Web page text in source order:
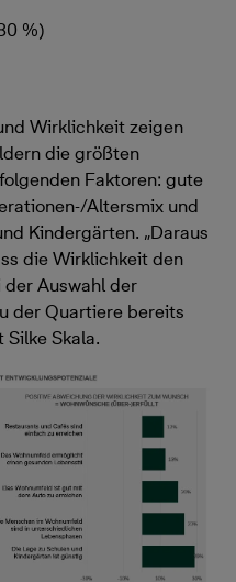
%)
Wirklichkeit zeigen
die größten
Faktoren: gute
Altersmix und
Kindergärten. „Daraus
die Wirklichkeit den
Auswahl der
der Quartiere bereits
Silke Skala.